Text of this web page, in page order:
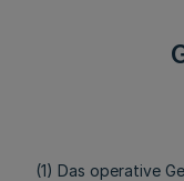
(1) Das operative